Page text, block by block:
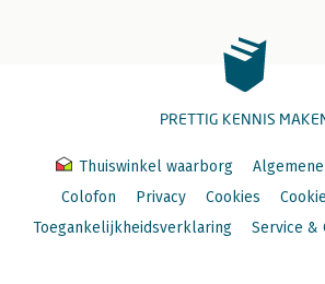
PRETTIG KENNIS
Thuiswinkel waarborg
Colofon
Privacy Cookies
Toegankelijkheidsverklaring
Service &